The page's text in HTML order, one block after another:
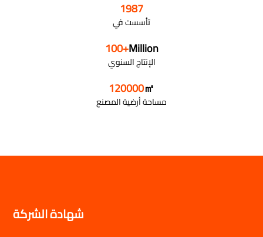
1987
تأسست في
100+Million
الإنتاج السنوي
120000㎡
مساحة أرضية المصنع
شهادة الشركة